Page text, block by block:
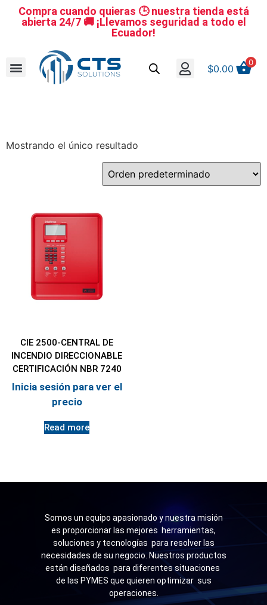
Compra cuando quieras 🕒 nuestra tienda está
abierta 24/7 🚚 ¡Llevamos seguridad a todo el
Ecuador!
$0.00
0
Mostrando el único resultado
CIE 2500-CENTRAL DE
INCENDIO DIRECCIONABLE
CERTIFICACIÓN NBR 7240
Inicia sesión para ver el
precio
Read more
Somos un equipo apasionado y nuestra misión
es proporcionar las mejores herramientas,
soluciones y tecnologías para resolver las
necesidades de su negocio. Nuestros productos
están diseñados para diferentes situaciones
de las PYMES que quieren optimizar sus
operaciones.